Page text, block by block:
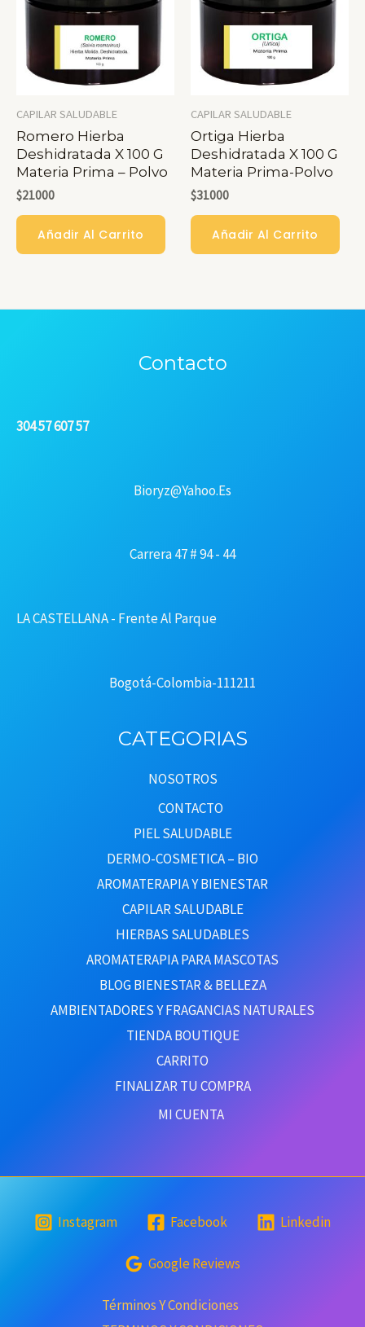
Opciones
Elegir
Página
Producto
CAPILAR SALUDABLE
Romero Hierba
Deshidratada X 100 G
Materia Prima – Polvo
$21000
Añadir Al Carrito
CAPILAR SALUDABLE
Ortiga Hierba
Deshidratada X 100 G
Materia Prima-Polvo
$31000
Añadir Al Carrito
Contacto
304 57 607 57
Bioryz@yahoo.es
Carrera 47 # 94 - 44
LA CASTELLANA - Frente Al Parque
Bogotá-Colombia-111211
CATEGORIAS
NOSOTROS
CONTACTO
PIEL SALUDABLE
DERMO-COSMETICA – BIO
AROMATERAPIA Y BIENESTAR
CAPILAR SALUDABLE
HIERBAS SALUDABLES
AROMATERAPIA PARA MASCOTAS
BLOG BIENESTAR & BELLEZA
AMBIENTADORES Y FRAGANCIAS NATURALES
TIENDA BOUTIQUE
CARRITO
FINALIZAR TU COMPRA
MI CUENTA
Instagram Facebook Linkedin
Google Reviews
Términos Y Condiciones